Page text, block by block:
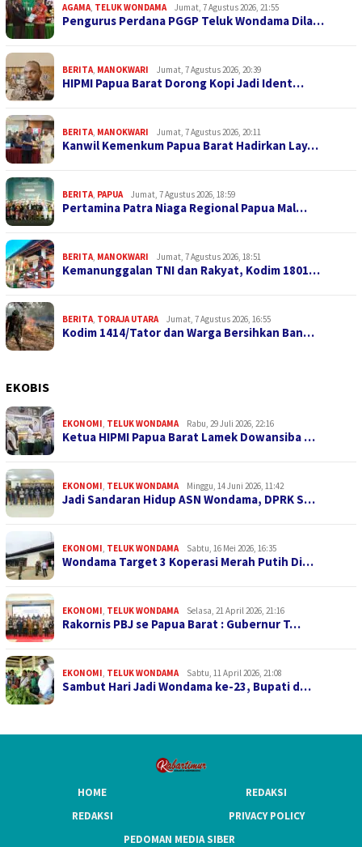
AGAMA TELUK WONDAMA Jumat, 7 Agustus 2026, 21:55
Pengurus Perdana PGGP Teluk Wondama Dila…
BERITA MANOKWARI Jumat, 7 Agustus 2026, 20:39
HIPMI Papua Barat Dorong Kopi Jadi Ident…
BERITA MANOKWARI Jumat, 7 Agustus 2026, 20:11
Kanwil Kemenkum Papua Barat Hadirkan Lay…
BERITA PAPUA Jumat, 7 Agustus 2026, 18:59
Pertamina Patra Niaga Regional Papua Mal…
BERITA MANOKWARI Jumat, 7 Agustus 2026, 18:51
Kemanunggalan TNI dan Rakyat, Kodim 1801…
BERITA TORAJA UTARA Jumat, 7 Agustus 2026, 16:55
Kodim 1414/Tator dan Warga Bersihkan Ban…
EKOBIS
EKONOMI TELUK WONDAMA Rabu, 29 Juli 2026, 22:16
Ketua HIPMI Papua Barat Lamek Dowansiba …
EKONOMI TELUK WONDAMA Minggu, 14 Juni 2026, 11:42
Jadi Sandaran Hidup ASN Wondama, DPRK S…
EKONOMI TELUK WONDAMA Sabtu, 16 Mei 2026, 16:35
Wondama Target 3 Koperasi Merah Putih Di…
EKONOMI TELUK WONDAMA Selasa, 21 April 2026, 21:16
Rakornis PBJ se Papua Barat : Gubernur T…
EKONOMI TELUK WONDAMA Sabtu, 11 April 2026, 21:08
Sambut Hari Jadi Wondama ke-23, Bupati d…
HOME
REDAKSI
REDAKSI
PRIVACY POLICY
PEDOMAN MEDIA SIBER